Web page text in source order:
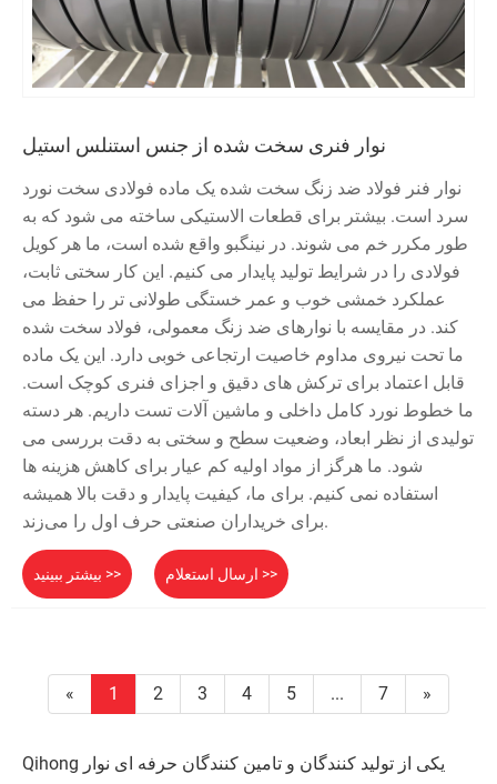
نوار فنری سخت شده از جنس استنلس استیل
نوار فنر فولاد ضد زنگ سخت شده یک ماده فولادی سخت نورد
سرد است. بیشتر برای قطعات الاستیکی ساخته می شود که به
طور مکرر خم می شوند. در نینگبو واقع شده است، ما هر کویل
فولادی را در شرایط تولید پایدار می کنیم. این کار سختی ثابت،
عملکرد خمشی خوب و عمر خستگی طولانی تر را حفظ می
کند. در مقایسه با نوارهای ضد زنگ معمولی، فولاد سخت شده
ما تحت نیروی مداوم خاصیت ارتجاعی خوبی دارد. این یک ماده
قابل اعتماد برای ترکش های دقیق و اجزای فنری کوچک است.
ما خطوط نورد کامل داخلی و ماشین آلات تست داریم. هر دسته
تولیدی از نظر ابعاد، وضعیت سطح و سختی به دقت بررسی می
شود. ما هرگز از مواد اولیه کم عیار برای کاهش هزینه ها
استفاده نمی کنیم. برای ما، کیفیت پایدار و دقت بالا همیشه
برای خریداران صنعتی حرف اول را می‌زند.
بیشتر ببینید >> ارسال استعلام >>
« 1 2 3 4 5 ... 7 »
Qihong یکی از تولید کنندگان و تامین کنندگان حرفه ای نوار